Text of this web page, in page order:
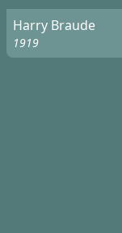
Harry Braude
1919